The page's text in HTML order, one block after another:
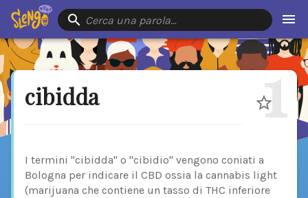
Cerca una parola…
cibidda 1
I termini "cibidda" o "cibidio" vengono coniati a
Bologna per indicare il CBD ossia la cannabis light
(marijuana che contiene un tasso di THC inferiore